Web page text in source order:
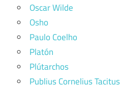
Oscar Wilde
Osho
Paulo Coelho
Platón
Plútarchos
Publius Cornelius Tacitus